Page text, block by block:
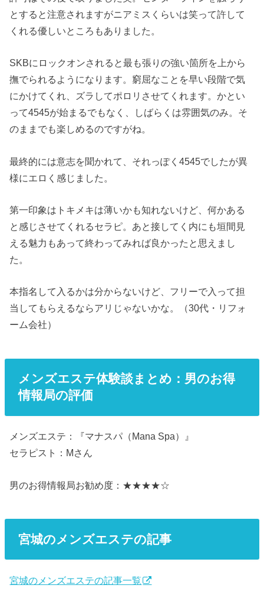
とすると注意されますがニアミスくらいは笑って許して
くれる優しいところもありました。
SKBにロックオンされると最も張りの強い箇所を上から
撫でられるようになります。窮屈なことを早い段階で気
にかけてくれ、ズラしてポロリさせてくれます。かとい
って4545が始まるでもなく、しばらくは雰囲気のみ。そ
のままでも楽しめるのですがね。
最終的には意志を聞かれて、それっぽく4545でしたが異
様にエロく感じました。
第一印象はトキメキは薄いかも知れないけど、何かある
と感じさせてくれるセラピ。あと接してく内にも垣間見
える魅力もあって終わってみれば良かったと思えまし
た。
本指名して入るかは分からないけど、フリーで入って担
当してもらえるならアリじゃないかな。（30代・リフォ
ーム会社）
メンズエステ体験談まとめ：男のお得
情報局の評価
メンズエステ：『マナスパ（Mana Spa）』
セラピスト：Mさん
男のお得情報局お勧め度：★★★★☆
宮城のメンズエステの記事
宮城のメンズエステの記事一覧